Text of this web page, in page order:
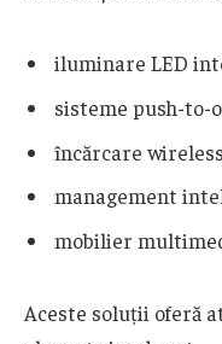
iluminare LED
sisteme push-to-
încărcare
management
mobilier
Aceste soluții oferă